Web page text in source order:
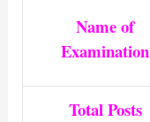
Name of
Examination
Total Posts